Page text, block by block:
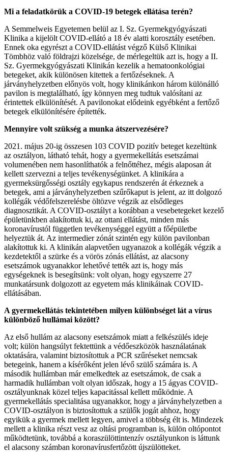
Mi a feladatkörük a COVID-19 betegek ellátása terén?
A Semmelweis Egyetemen belül az I. Sz. Gyermekgyógyászati
Klinika a kijelölt COVID-ellátó a 18 év alatti korosztály esetében.
Ennek oka egyrészt a COVID-ellátást végző Külső Klinikai
Tömbhöz való földrajzi közelsége, de mérlegeltük azt is, hogy a II.
Sz. Gyermekgyógyászati Klinikán kezelik a hematoonkológiai
betegeket, akik különösen kitettek a fertőzéseknek. A
járványhelyzetben előnyös volt, hogy klinikánkon három különálló
pavilon is megtalálható, így könnyen meg tudtuk valósítani az
érintettek elkülönítését. A pavilonokat elődeink egyébként a fertőző
betegek elkülönítésére építették.
Mennyire volt szükség a munka átszervezésére?
2021. május 20-ig összesen 103 COVID pozitív beteget kezeltünk
az osztályon, látható tehát, hogy a gyermekellátás esetszámai
volumenében nem hasonlíthatók a felnőttéhez, mégis alaposan át
kellett szervezni a teljes tevékenységünket. A klinikára a
gyermeksürgősségi osztály egykapus rendszerén át érkeznek a
betegek, ami a járványhelyzetben szűrőkaput is jelent, az itt dolgozó
kollégák védőfelszerelésbe öltözve végzik az elsődleges
diagnosztikát. A COVID-osztályt a korábban a vesebetegeket kezelő
épületünkben alakítottuk ki, az ottani ellátást, minden más
koronavírustól független tevékenységgel együtt a főépületbe
helyeztük át. Az intermedier zónát szintén egy külön pavilonban
alakítottuk ki. A klinikán alapvetően ugyanazok a kollégák végzik a
kezdetektől a szürke és a vörös zónás ellátást, az alacsony
esetszámok ugyanakkor lehetővé tették azt is, hogy más
egységeknek is besegítsünk: volt olyan, hogy egyszerre 27
munkatársunk dolgozott az egyetem más klinikáinak COVID-
ellátásában.
A gyermekellátás tekintetében milyen különbséget lát a vírus
különböző hullámai között?
Az első hullám az alacsony esetszámok miatt a felkészülés ideje
volt; külön hangsúlyt fektettünk a védőeszközök használatának
oktatására, valamint biztosítottuk a PCR szűréseket nemcsak
betegeink, hanem a kísérőként jelen lévő szülő számára is. A
második hullámban már emelkedtek az esetszámok, de csak a
harmadik hullámban volt olyan időszak, hogy a 15 ágyas COVID-
osztályunknak közel teljes kapacitással kellett működnie. A
gyermekellátás specialitása ugyanakkor, hogy a járványhelyzetben a
COVID-osztályon is biztosítottuk a szülők jogát ahhoz, hogy
egyikük a gyermek mellett legyen, amivel a többség élt is. Mindezek
mellett a klinika részt vesz az oltási programban is, külön oltópontot
működtetünk, továbbá a koraszülöttintenzív osztályunkon is láttunk
el alacsony számban koronavírusfertőzött újszülötteket.